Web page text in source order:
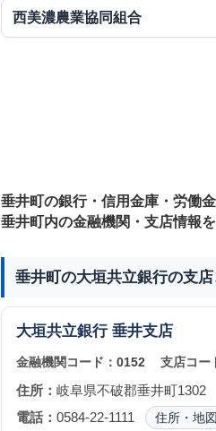
西美濃農業協同組合
垂井町の銀行・信用金庫・労働
垂井町内の金融機関・支店情報
垂井町の大垣共立銀行の支
大垣共立銀行 垂井支店
金融機関コード： 0152 支店コー
住所： 岐阜県不破郡垂井町1302
電話： 0584-22-1111 住所・地